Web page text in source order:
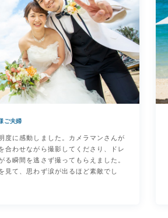
ご夫婦
度に感動しました。カメラマンさんが
合わせながら撮影してくださり、ドレ
る瞬間を逃さず撮ってもらえました。
見て、思わず涙が出るほど素敵でし